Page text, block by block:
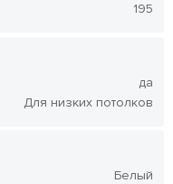
195
да
Для низких потолков
Белый